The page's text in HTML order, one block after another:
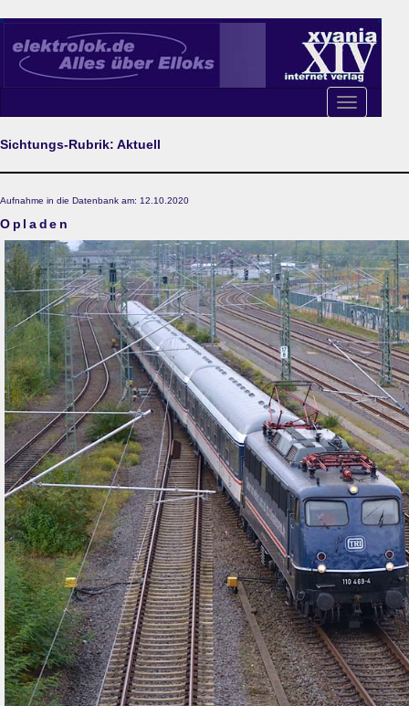
Toggle
navigation
Sichtungs-Rubrik: Aktuell
Aufnahme in die Datenbank am: 12.10.2020
Opladen